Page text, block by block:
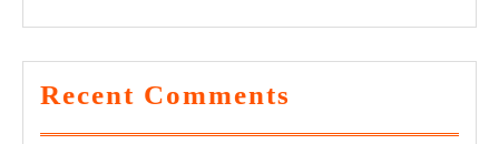
Recent Comments